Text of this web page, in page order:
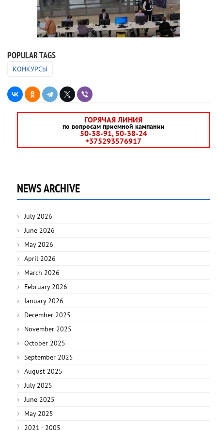
POPULAR TAGS
КОНКУРСЫ
ГОРЯЧАЯ ЛИНИЯ
по вопросам приемной кампании
50-38-91, 50-38-24
+375293576917
NEWS ARCHIVE
July 2026
June 2026
May 2026
April 2026
March 2026
February 2026
January 2026
December 2025
November 2025
October 2025
September 2025
August 2025
July 2025
June 2025
May 2025
2021 - 2005